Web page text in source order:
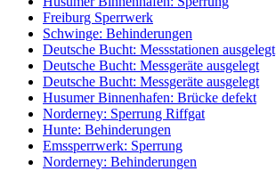
Freiburg Sperrwerk
Schwinge: Behinderungen
Deutsche Bucht: Messstationen ausgelegt
Deutsche Bucht: Messgeräte ausgelegt
Deutsche Bucht: Messgeräte ausgelegt
Husumer Binnenhafen: Brücke defekt
Norderney: Sperrung Riffgat
Hunte: Behinderungen
Emssperrwerk: Sperrung
Norderney: Behinderungen